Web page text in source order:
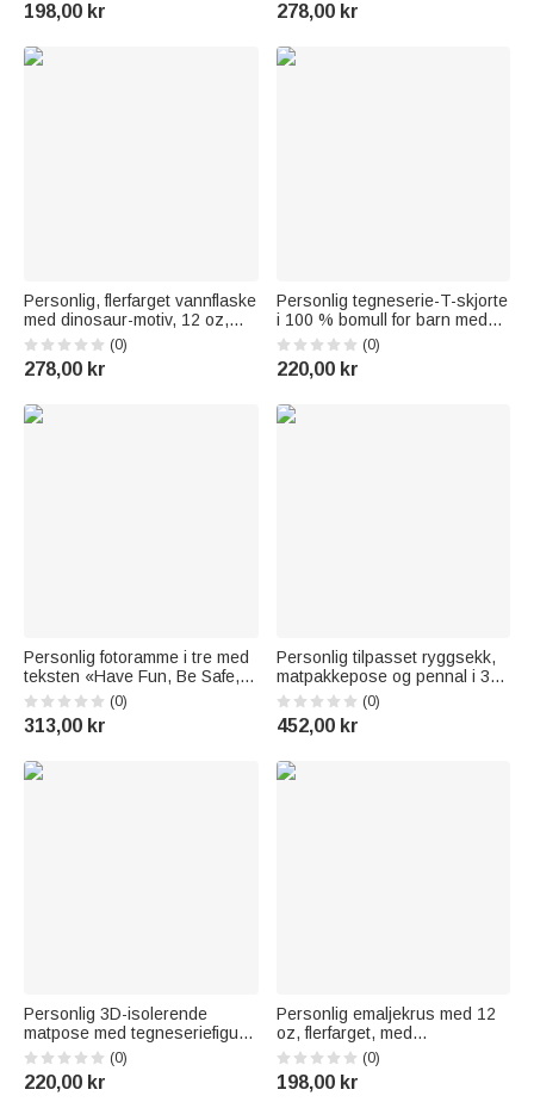
skolestart, barnedagen eller
198,00 kr
daglig bruk, perfekt som
278,00 kr
Personlig, flerfarget vannflaske
med dinosaur-motiv, 12 oz,
isolert, for barn, med navn –
tilbake til skolen- og
bursdagsgave til gutter og
(0)
278,00 kr
Personlig tegneserie-T-skjorte
i 100 % bomull for barn med
motiv av en strandkrabbe –
perfekt som gave til barn til
sommeren, reiser, ferien eller
(0)
220,00 kr
Personlig fotoramme i tre med
teksten «Have Fun, Be Safe,
Go to Class», navn og
familiebilde – til
skoleinnmelding og som
elever
(0)
313,00 kr
Personlig tilpasset ryggsekk,
matpakkepose og pennal i 3D-
animasjonsstil fra Pixar med
tegneseriefigurer og navn –
skolestart- og bursdagsgave
(0)
452,00 kr
Personlig 3D-isolerende
matpose med tegneseriefigur i
Pixar-stil og navn – til daglig
bruk, skolestart og
bursdagsgave til barn og
(0)
220,00 kr
Personlig emaljekrus med 12
oz, flerfarget, med
tegneseriedinosaur og
blekkstøt-motiv, med navn –
bursdags- og julegave til barn
(0)
198,00 kr